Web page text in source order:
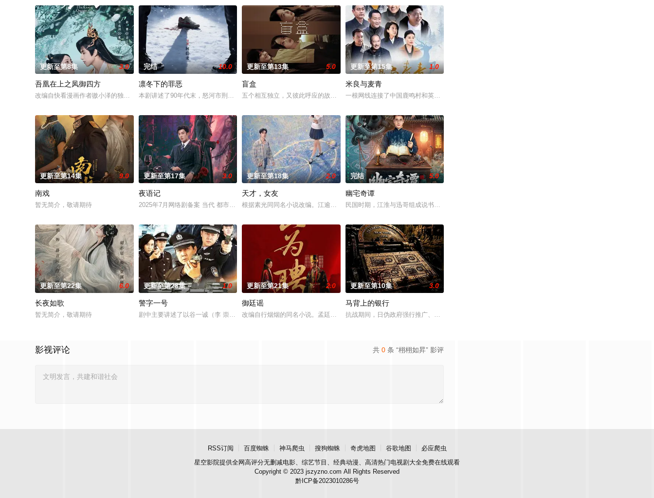
更新至第8集 3.0
吾凰在上之凤御四方
改编自快看漫画作者嗷小泽的独家连载漫画《吾凰在上》。 现代少女奚圆（姜贞羽 饰）因意外踏入玄机界，继而卷入虎云国内乱的漩涡，身陷重重危机，而
完结 10.0
凛冬下的罪恶
本剧讲述了90年代末，怒河市刑侦支队在无普及监控、无DNA鉴定技术的支持下，通过摸排、勘查等传统刑侦手段，接连破获数起重案要案的艰难过程。案
更新至第13集 5.0
盲盒
五个相互独立，又彼此呼应的故事——用一场精心策划的“夏令营”完成复仇的受害者；临终前与遗憾和解的“无用之人”；共享同一具躯体的人格“刮刮
更新至第15集 1.0
米良与麦青
一根网线连接了中国鹿鸣村和英国牛津，麦香通过视频向米良宣告：婚不结了。鹿鸣村开了锅，村民大骂麦香
更新至第14集 9.0
南戏
暂无简介，敬请期待
更新至第17集 3.0
夜语记
2025年7月网络剧备案 当代 都市 海南越酷文化传媒有限公司
更新至第18集 2.0
天才，女友
根据素光同同名小说改编。江逾白长大以后，林知夏忽然对他说：“江逾白，我喜欢你，哲学和生物学意义上的喜欢。”那个夜晚，他脸颊微热，还听
完结 5.0
幽宅奇谭
民国时期，江淮与迅哥组成说书班子，偶遇“白天人住屋，晚上鬼占房”的阴阳宅，江淮被掳走配“阴婚”。他与
更新至第22集 6.0
长夜如歌
暂无简介，敬请期待
更新至第28集 1.0
警字一号
剧中主要讲述了以谷一诚（李 崇霄饰演）为代表的冀北市公安刑警用自己 的超凡的智慧与过人的勇气，屡破奇案、勇 擒元凶的故事，展现了人民警察的赤
更新至第21集 2.0
御廷谣
改编自行烟烟的同名小说。孟廷辉，大平王朝有史以来个以女子进士科三元及第入翰林院的奇女子。十年前的她被他从死人堆里救出来，蓬头垢面
更新至第10集 3.0
马背上的银行
抗战期间，日伪政府强行推广、使用由“中国准备银行”发行的伪钞货币。根据党中央指示，高景波、徐邵梁、
共 0 条 “栩栩如昇” 影评
影视评论
RSS订阅 百度蜘蛛 神马爬虫 搜狗蜘蛛 奇虎地图 谷歌地图
必应爬虫
星空影院提供全网高评分无删减电影、综艺节目、经典动漫、高清热门电视剧大全免费在线观看
Copyright © 2023 jszyzno.com All Rights Reserved
黔ICP备2023010286号